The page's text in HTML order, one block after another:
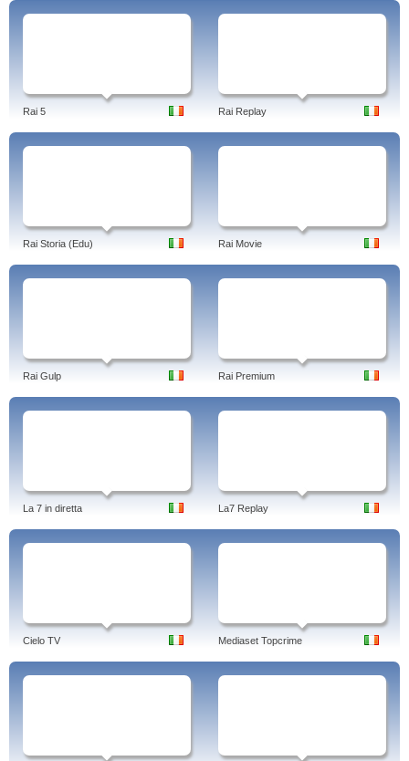
Rai 5 Rai Replay
Rai Storia (Edu) Rai Movie
Rai Gulp Rai Premium
La 7 in diretta La7 Replay
Cielo TV Mediaset Topcrime